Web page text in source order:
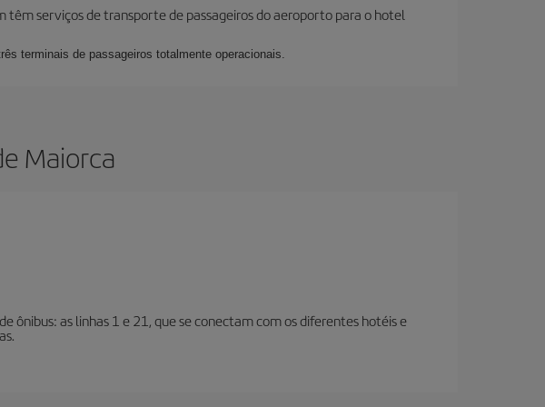
serviços de transporte de passageiros do aeroporto para o hotel
terminais de passageiros totalmente operacionais.
Maiorca
ônibus: as linhas 1 e 21, que se conectam com os diferentes hotéis e